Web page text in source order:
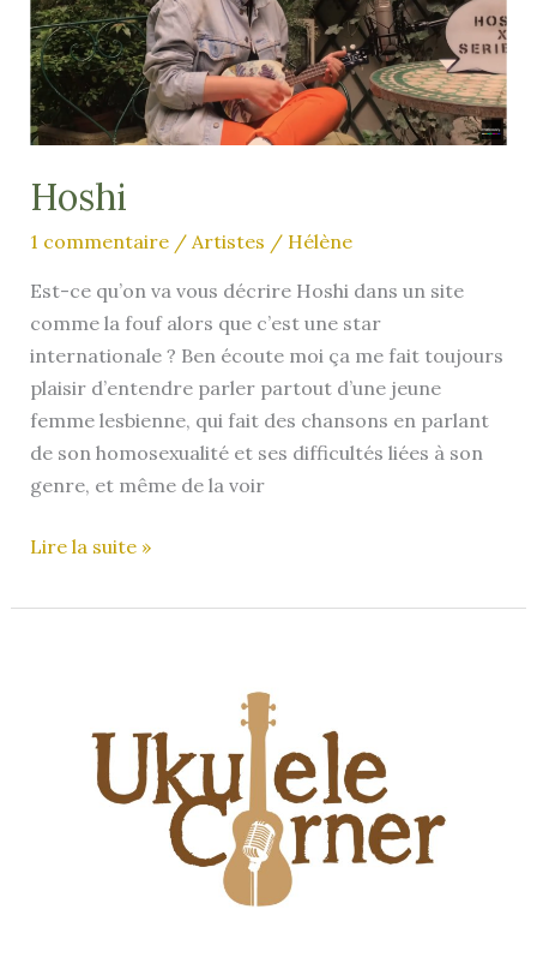
Hoshi
1 commentaire / Artistes / Hélène
Est-ce qu’on va vous décrire Hoshi dans un site
comme la fouf alors que c’est une star
internationale ? Ben écoute moi ça me fait toujours
plaisir d’entendre parler partout d’une jeune
femme lesbienne, qui fait des chansons en parlant
de son homosexualité et ses difficultés liées à son
genre, et même de la voir
Hoshi
Lire la suite »